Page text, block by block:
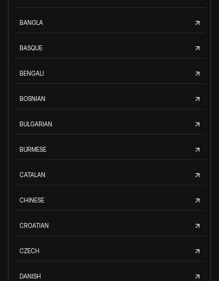
BANGLA
BASQUE
BENGALI
BOSNIAN
BULGARIAN
BURMESE
CATALAN
CHINESE
CROATIAN
CZECH
DANISH